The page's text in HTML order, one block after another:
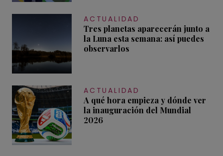
ACTUALIDAD
Tres planetas aparecerán junto a
la Luna esta semana: así puedes
observarlos
ACTUALIDAD
A qué hora empieza y dónde ver
la inauguración del Mundial
2026